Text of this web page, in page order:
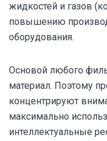
жидкостей и газов
повышению
оборудования.
Основой любого
материал. Поэтому
концентрируют
максимально
интеллектуальные